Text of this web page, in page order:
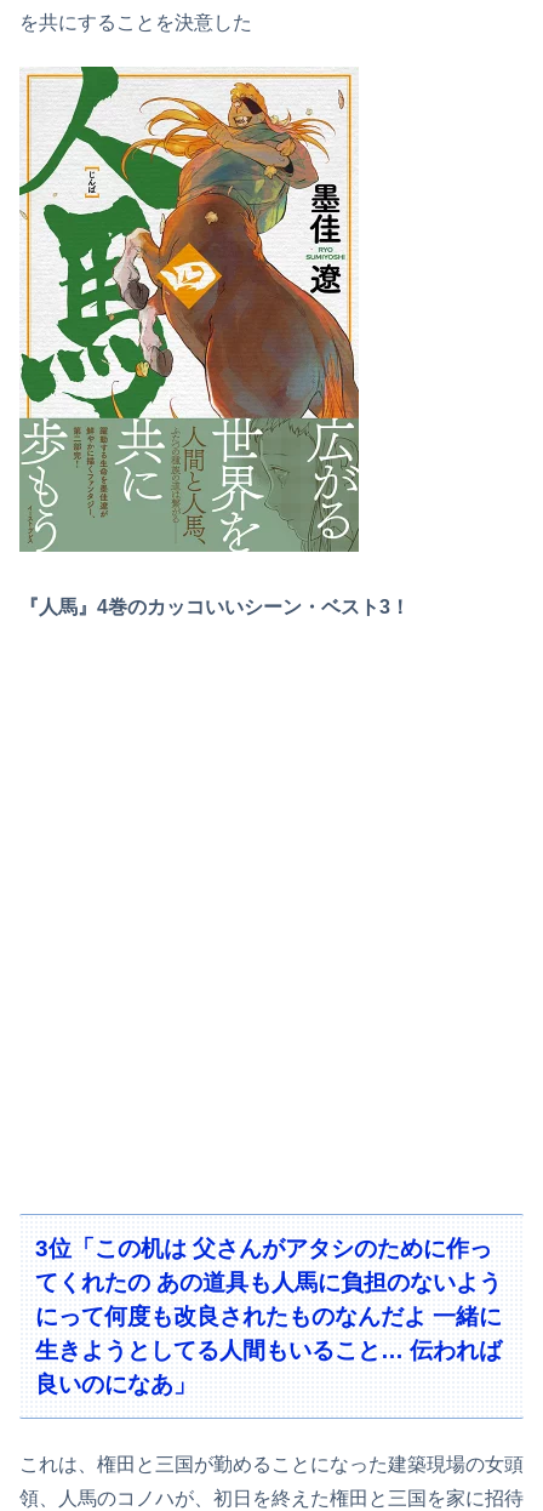
を共にすることを決意した
『人馬』4巻のカッコいいシーン・ベスト3！
3位「この机は 父さんがアタシのために作っ
てくれたの あの道具も人馬に負担のないよう
にって何度も改良されたものなんだよ 一緒に
生きようとしてる人間もいること… 伝われば
良いのになあ」
これは、権田と三国が勤めることになった建築現場の女頭
領、人馬のコノハが、初日を終えた権田と三国を家に招待